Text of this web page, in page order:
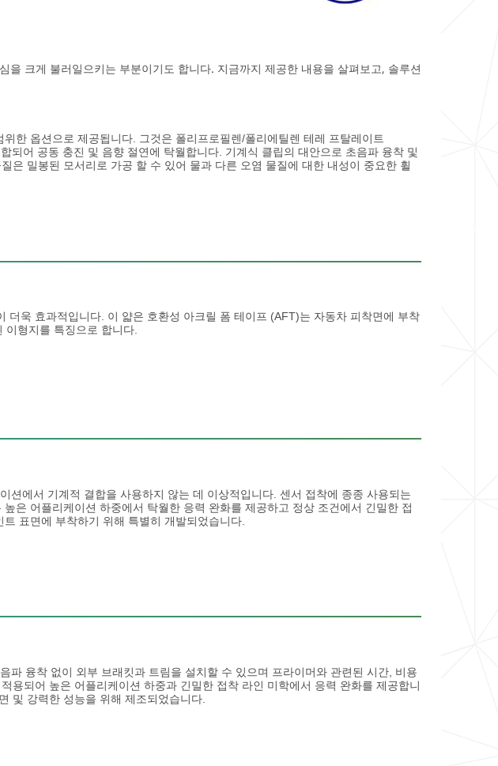
크게 불러일으키는 부분이기도 합니다. 지금까지 제공한 내용을 살펴보고, 솔루션
옵션으로 제공됩니다. 그것은 폴리프로필렌/폴리에틸렌 테레 프탈레이트
되어 공동 충진 및 음향 절연에 탁월합니다. 기계식 클립의 대안으로 초음파 융착 및
은 밀봉된 모서리로 가공 할 수 있어 물과 다른 오염 물질에 대한 내성이 중요한 휠
욱 효과적입니다. 이 얇은 호환성 아크릴 폼 테이프 (AFT)는 자동차 피착면에 부착
형지를 특징으로 합니다.
에서 기계적 결합을 사용하지 않는 데 이상적입니다. 센서 접착에 종종 사용되는
은 어플리케이션 하중에서 탁월한 응력 완화를 제공하고 정상 조건에서 긴밀한 접
표면에 부착하기 위해 특별히 개발되었습니다.
융착 없이 외부 브래킷과 트림을 설치할 수 있으며 프라이머와 관련된 시간, 비용
용되어 높은 어플리케이션 하중과 긴밀한 접착 라인 미학에서 응력 완화를 제공합니
및 강력한 성능을 위해 제조되었습니다.